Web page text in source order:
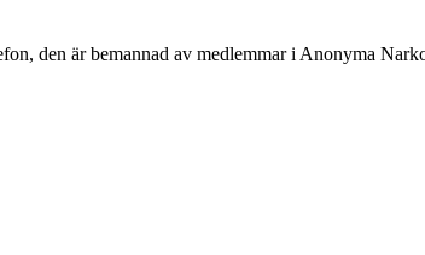
den är bemannad av medlemmar i Anonyma